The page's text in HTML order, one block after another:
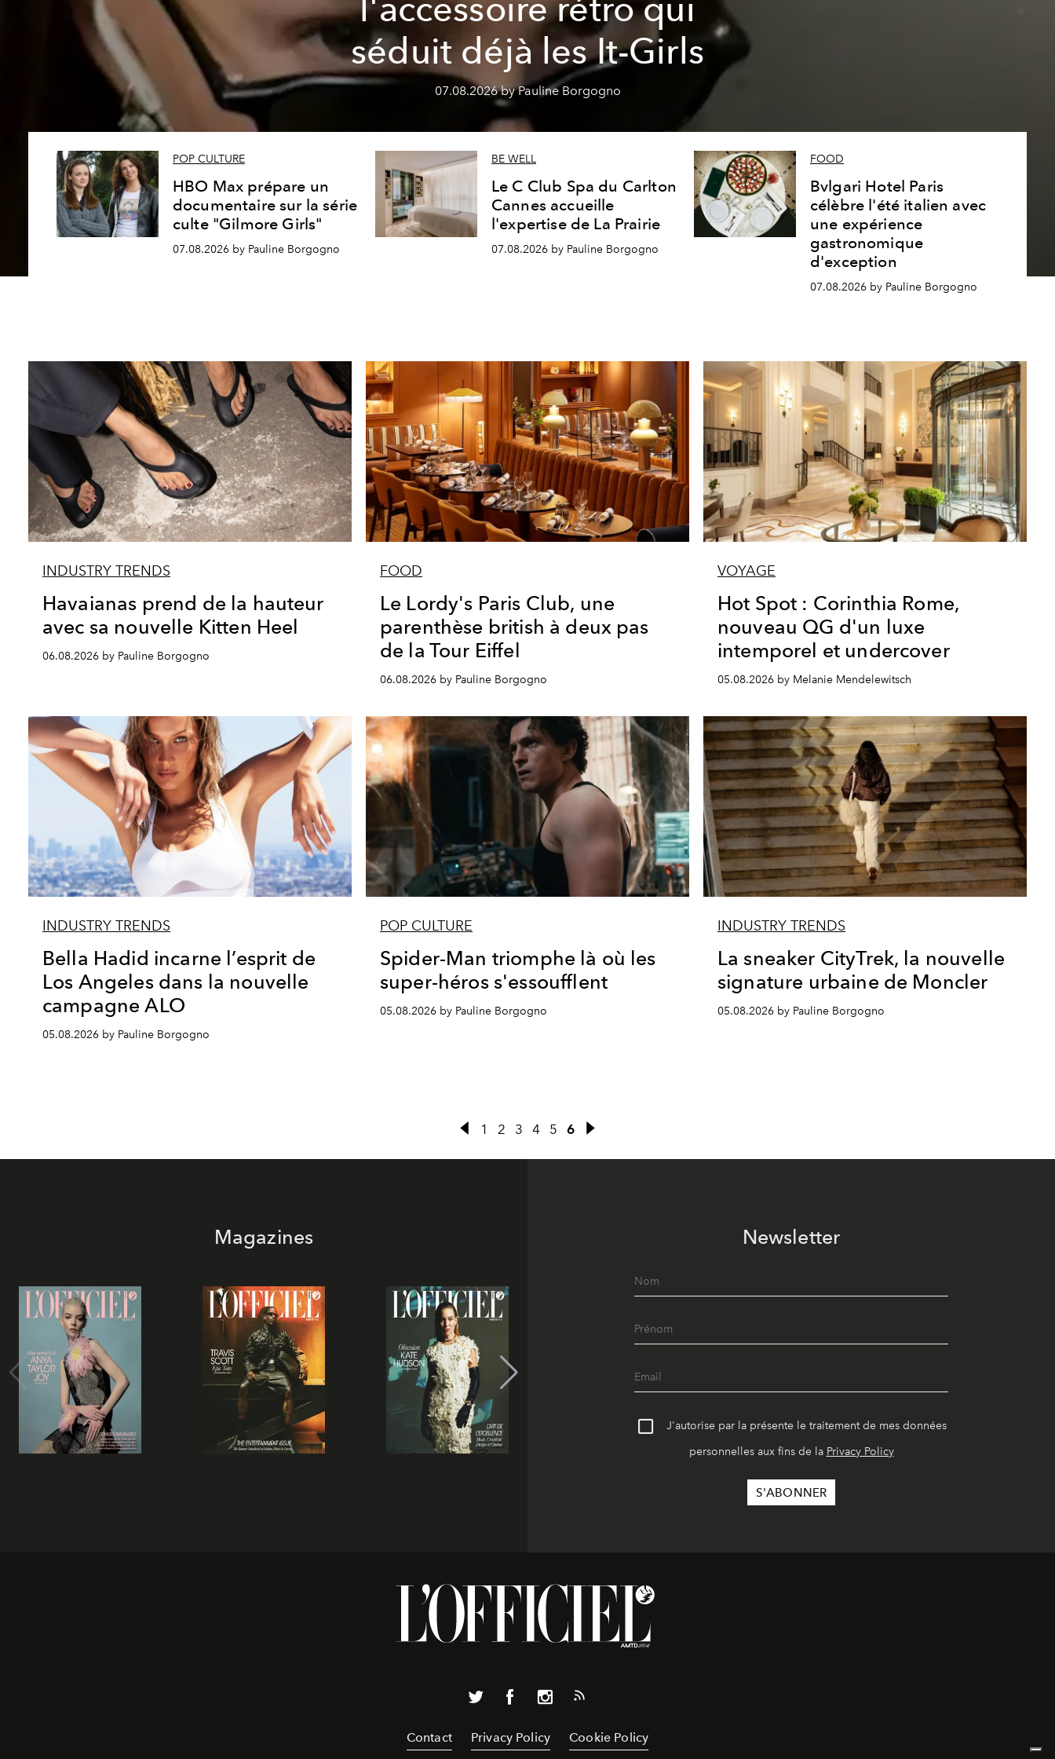
l'accessoire rétro qui
séduit déjà les It-Girls
07.08.2026 by Pauline Borgogno
POP CULTURE
HBO Max prépare un
documentaire sur la série
culte "Gilmore Girls"
07.08.2026 by Pauline Borgogno
BE WELL
Le C Club Spa du Carlton
Cannes accueille
l'expertise de La Prairie
07.08.2026 by Pauline Borgogno
FOOD
Bvlgari Hotel Paris
célèbre l'été italien avec
une expérience
gastronomique
d'exception
07.08.2026 by Pauline Borgogno
INDUSTRY TRENDS
Havaianas prend de la hauteur
avec sa nouvelle Kitten Heel
06.08.2026 by Pauline Borgogno
FOOD
Le Lordy's Paris Club, une
parenthèse british à deux pas
de la Tour Eiffel
06.08.2026 by Pauline Borgogno
VOYAGE
Hot Spot : Corinthia Rome,
nouveau QG d'un luxe
intemporel et undercover
05.08.2026 by Melanie Mendelewitsch
INDUSTRY TRENDS
Bella Hadid incarne l’esprit de
Los Angeles dans la nouvelle
campagne ALO
05.08.2026 by Pauline Borgogno
POP CULTURE
Spider-Man triomphe là où les
super-héros s'essoufflent
05.08.2026 by Pauline Borgogno
INDUSTRY TRENDS
La sneaker CityTrek, la nouvelle
signature urbaine de Moncler
05.08.2026 by Pauline Borgogno
1 2 3 4 5 6
Magazines Newsletter
J'autorise par la présente le traitement de mes données
personnelles aux fins de la Privacy Policy
Contact Privacy Policy Cookie Policy